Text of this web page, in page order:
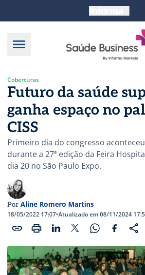
Coberturas
Futuro da saúde
ganha espaço no
CISS
Primeiro dia do congresso
durante a 27ª edição da Feira
dia 20 no São Paulo Expo.
Por Aline Romero Martins
18/05/2022 17:07•Atualizado em 08/11/2024